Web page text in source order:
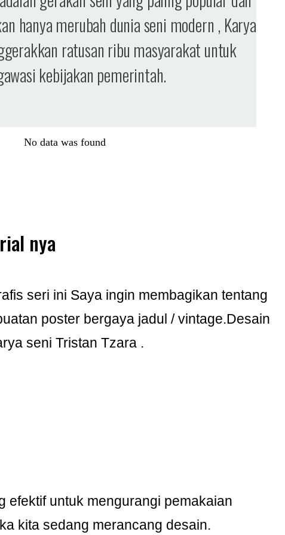
hanya merubah dunia seni modern , Karya
ratusan ribu masyarakat untuk
kebijakan pemerintah.
No data was found
nya
seri ini Saya ingin membagikan tentang
poster bergaya jadul / vintage.Desain
seni Tristan Tzara .
efektif untuk mengurangi pemakaian
kita sedang merancang desain.